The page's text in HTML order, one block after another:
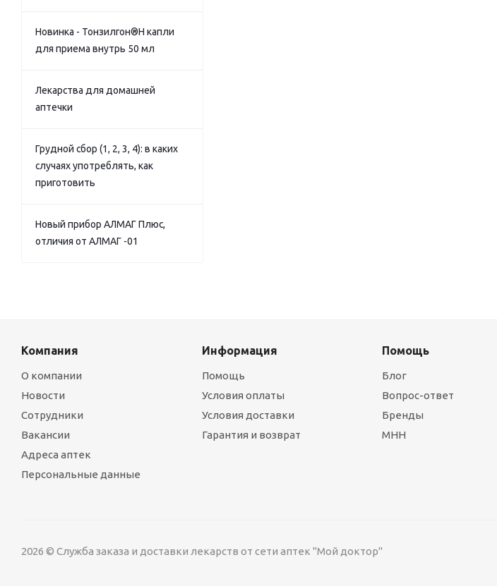
Новинка - Тонзилгон®Н капли
для приема внутрь 50 мл
Лекарства для домашней
аптечки
Грудной сбор (1, 2, 3, 4): в каких
случаях употреблять, как
приготовить
Новый прибор АЛМАГ Плюс,
отличия от АЛМАГ -01
Компания
О компании
Новости
Сотрудники
Вакансии
Адреса аптек
Персональные данные
Информация
Помощь
Условия оплаты
Условия доставки
Гарантия и возврат
Помощь
Блог
Вопрос-ответ
Бренды
МНН
2026 © Служба заказа и доставки лекарств от сети аптек "Мой доктор"